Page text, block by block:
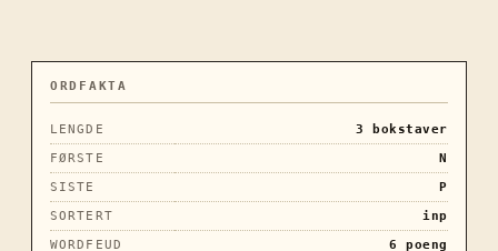
ORDFAKTA
LENGDE 3
bokstaver
FØRSTE
N
SISTE
P
SORTERT
inp
WORDFEUD
6
poeng